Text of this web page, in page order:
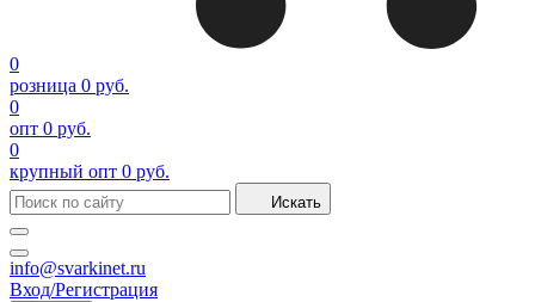
0
розница 0 руб.
0
опт 0 руб.
0
крупный опт 0 руб.
Искать
info@svarkinet.ru
Вход/Регистрация